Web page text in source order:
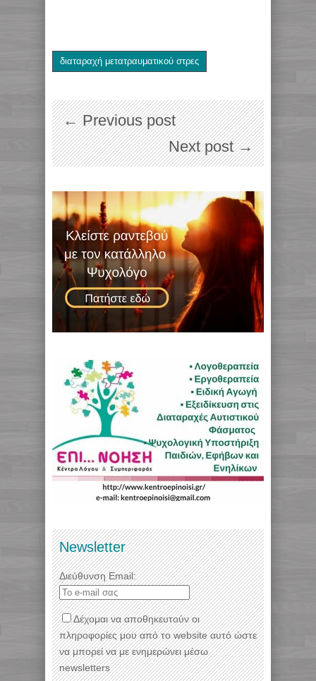
διαταραχή μετατραυματικού στρες
← Previous post
Next post →
Newsletter
Διεύθυνση Email:
Δέχομαι να αποθηκευτούν οι
πληροφορίες μου από το website αυτό ώστε
να μπορεί να με ενημερώνει μέσω
newsletters